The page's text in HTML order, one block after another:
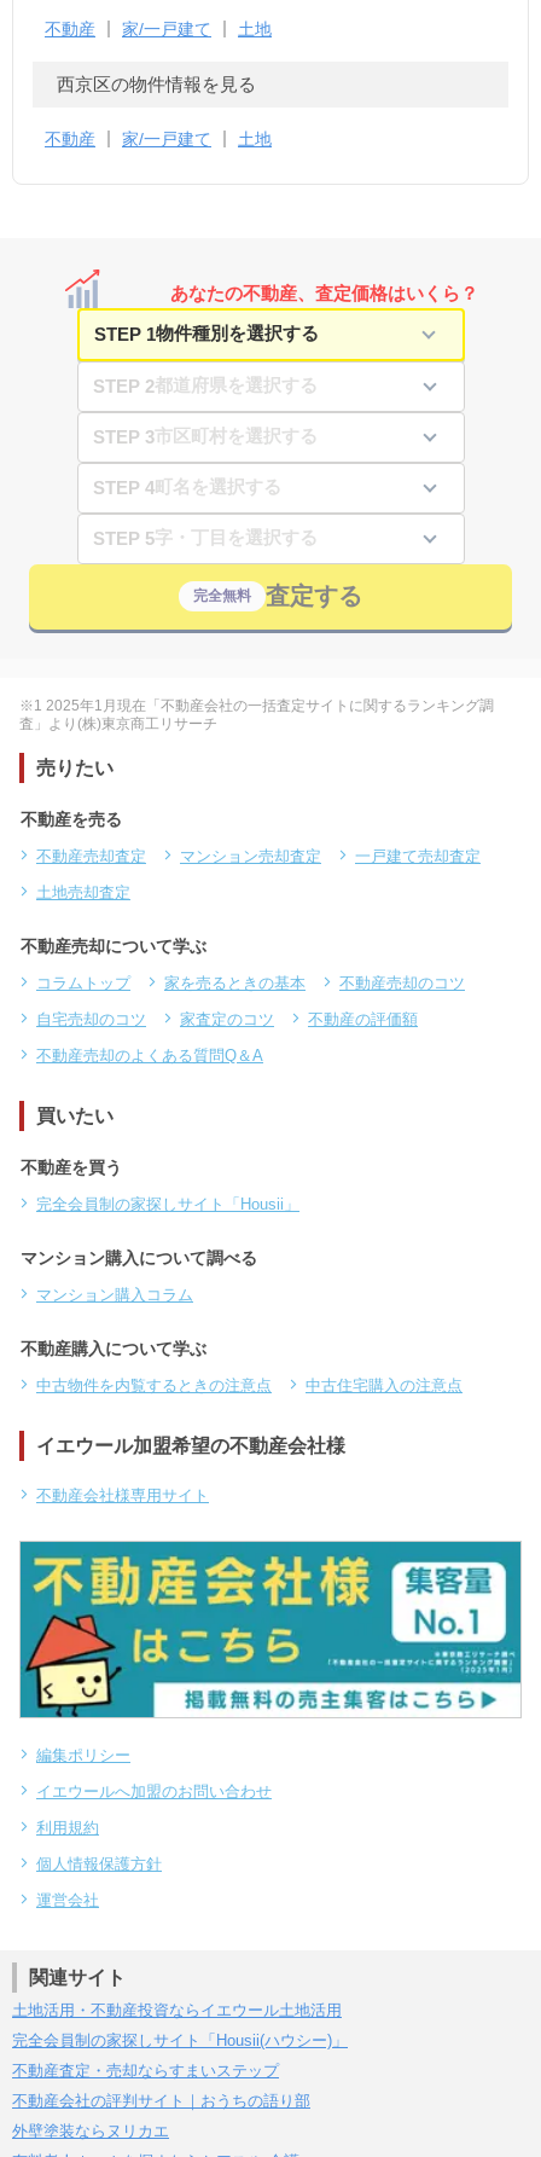
不動産 家/一戸建て 土地
西京区の物件情報を見る
不動産 家/一戸建て 土地
あなたの不動産、査定価格はいくら？
STEP 1
STEP 2
STEP 3
STEP 4
STEP 5
完全無料 査定する
※1 2025年1月現在「不動産会社の一括査定サイトに関するランキング調
査」より(株)東京商工リサーチ
売りたい
不動産を売る
不動産売却査定 マンション売却査定
一戸建て売却査定
土地売却査定
不動産売却について学ぶ
コラムトップ 家を売るときの基本
不動産売却のコツ
自宅売却のコツ
家査定のコツ
不動産の評価額
不動産売却のよくある質問Q＆A
買いたい
不動産を買う
完全会員制の家探しサイト「Housii」
マンション購入について調べる
マンション購入コラム
不動産購入について学ぶ
中古物件を内覧するときの注意点 中古住宅購入の注意点
イエウール加盟希望の不動産会社様
不動産会社様専用サイト
編集ポリシー
イエウールへ加盟のお問い合わせ
利用規約
個人情報保護方針
運営会社
関連サイト
土地活用・不動産投資ならイエウール土地活用
完全会員制の家探しサイト「Housii(ハウシー)」
不動産査定・売却ならすまいステップ
不動産会社の評判サイト｜おうちの語り部
外壁塗装ならヌリカエ